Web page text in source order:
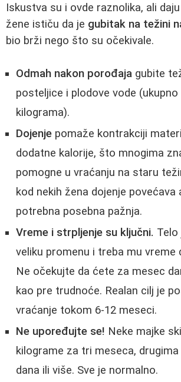
Iskustva su i ovde raznolika, ali
žene ističu da je gubitak na težini
bio brži nego što su očekivale.
Odmah nakon porođaja gubite
posteljice i plodove vode
kilograma).
Dojenje pomaže kontrakciji
dodatne kalorije, što mnogima
pomogne u vraćanju na staru
kod nekih žena dojenje povećava
potrebna posebna pažnja.
Vreme i strpljenje su ključni.
veliku promenu i treba mu vreme
Ne očekujte da ćete za mesec
kao pre trudnoće. Realan cilj je
vraćanje tokom 6-12 meseci.
Ne upoređujte se! Neke majke
kilograme za tri meseca,
dana ili više. Sve je normalno.